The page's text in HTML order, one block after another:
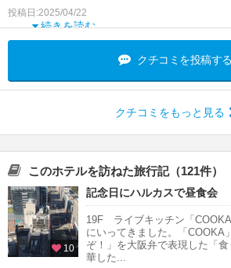
ていればプロの海外
続きを読む
投稿日:2025/04/22
クチコミを投稿する
クチコミをもっと見る
このホテルを訪ねた旅行記（121件）
10
記念日にハルカスで昼食会
19F ライブキッチン「
にいってきました。「COOKA
ぞ！」を大阪弁で表現した「
華した...